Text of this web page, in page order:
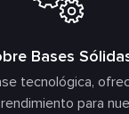
Bases
tecnológica,
para